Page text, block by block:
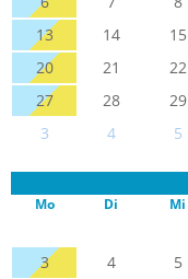
13
14 15
20
21 22
27
28 29
3
4 5
Mo Di Mi
3
4 5